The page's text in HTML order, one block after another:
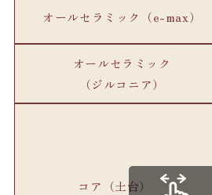
オールセラミック（e-max）
オールセラミック
（ジルコニア）
コア（土台）